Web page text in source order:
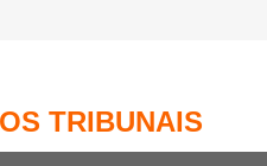
TRIBUNAIS